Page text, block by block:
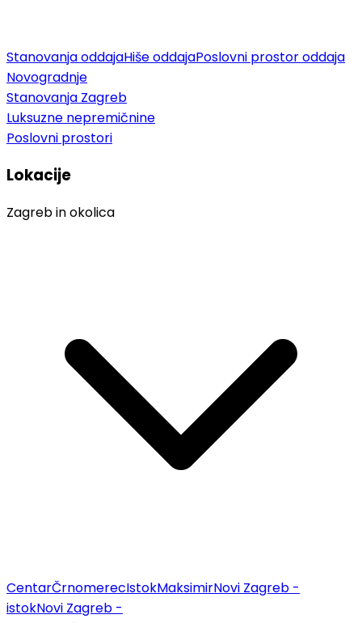
Stanovanja oddajaHiše oddajaPoslovni prostor oddaja
Novogradnje
Stanovanja Zagreb
Luksuzne nepremičnine
Poslovni prostori
Lokacije
Zagreb in okolica
CentarČrnomerecIstokMaksimirNovi Zagreb -
istokNovi Zagreb -